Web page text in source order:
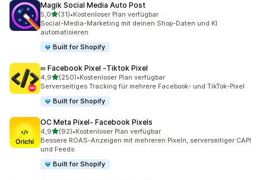
Magik Social Media Auto Post
5,0von 5 Sternen
(31)
31 Rezensionen insgesamt
•Kostenloser Plan verfügbar
Social-Media-Marketing mit deinen Shop-Daten und KI
automatisieren
Built for Shopify
∞ Facebook Pixel ‑Tiktok Pixel
4,9von 5 Sternen
(250)
250 Rezensionen insgesamt
•Kostenloser Plan verfügbar
Serverseitiges Tracking für mehrere Facebook- und TikTok-Pixel
Built for Shopify
OC Meta Pixel‑ Facebook Pixels
4,9von 5 Sternen
(92)
92 Rezensionen insgesamt
•Kostenloser Plan verfügbar
Bessere ROAS-Anzeigen mit mehreren Pixeln, serverseitiger CAPI
und Feeds
Built for Shopify